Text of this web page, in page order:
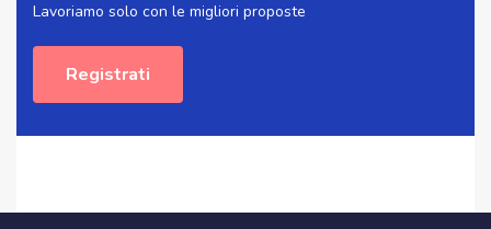
Lavoriamo solo con le migliori proposte
Registrati